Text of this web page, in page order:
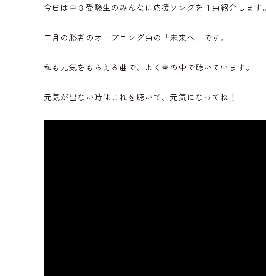
今日は中３受験生のみんなに応援ソングを１曲紹介します。
二月の勝者のオープニング曲の「未来へ」です。
私も元気をもらえる曲で、よく車の中で聴いています。
元気が出ない時はこれを聴いて、元気になってね！